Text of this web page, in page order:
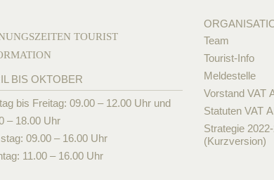
TOURIST
BIS OKTOBER
bis Freitag: 09.00 – 12.00 Uhr und
– 18.00 Uhr
09.00 – 16.00 Uhr
11.00 – 16.00 Uhr
Team
Tourist-Info
Meldestelle
Vorstand VAT
Statuten VAT
Strategie
(Kurzversion)